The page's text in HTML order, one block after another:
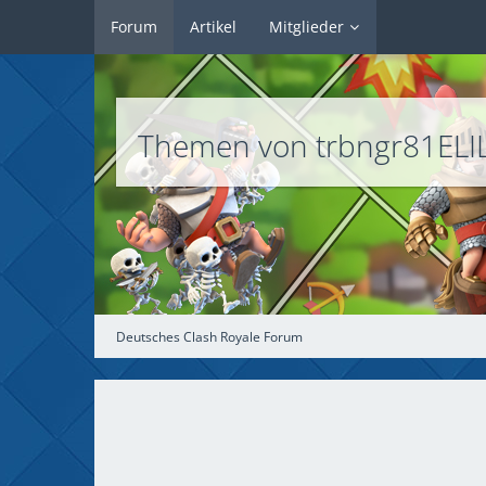
Forum Artikel Mitglieder
Deutsches Clash Royale Forum
Themen von